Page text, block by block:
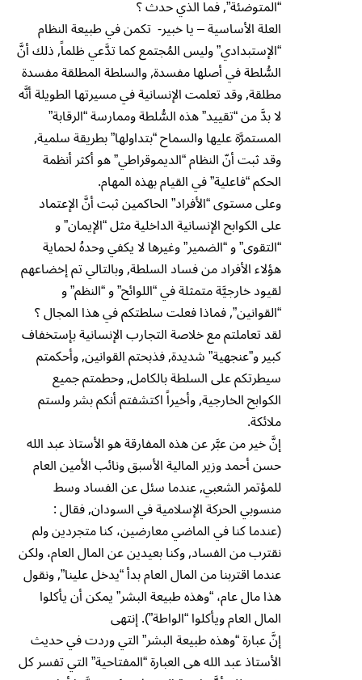
“المتوضئة”, فما الذي حدث ؟
العلة الأساسية – يا خبير- تكمن في طبيعة النظام
“الإستبدادي” وليس المُجتمع كما تدَّعي ظلماً, ذلك أنَّ
السُّلطة في أصلها مفسدة, والسلطة المطلقة مفسدة
مطلقة, وقد تعلمت الإنسانية في مسيرتها الطويلة أنَّه
لا بدَّ من “تقييد” هذه السُّلطة وممارسة “الرقابة”
المستمرَّة عليها والسماح “بتداولها” بطريقة سلمية,
وقد ثبت أنّ النظام “الديموقراطي” هو أكثر أنظمة
الحكم “فاعلية” في القيام بهذه المهام.
وعلى مستوى “الأفراد” الحاكمين ثبت أنَّ الإعتماد
على الكوابح الإنسانية الداخلية مثل “الإيمان” و
“التقوى” و “الضمير” وغيرها لا يكفي وحدهُ لحماية
هؤلاء الأفراد من فساد السلطة, وبالتالي تم إخضاعهم
لقيود خارجيَّة متمثلة في “اللوائح” و “النظم” و
“القوانين”, فماذا فعلت سلطتكم في هذا المجال ؟
لقد تعاملتم مع خلاصة التجارب الإنسانية بإستخفاف
كبير و”عنجهية” شديدة, فذبحتم القوانين, وأحكمتم
سيطرتكم على السلطة بالكامل, وحطمتم جميع
الكوابح الخارجية, وأخيراً اكتشفتم أنكم بشر ولستم
ملائكة.
إنَّ خير من عبَّر عن هذه المفارقة هو الأستاذ عبد الله
حسن أحمد وزير المالية الأسبق ونائب الأمين العام
للمؤتمر الشعبي, عندما سئل عن الفساد وسط
منسوبي الحركة الإسلامية في السودان, فقال :
(عندما كنا في الماضي معارضين، كنا متجردين ولم
نقترب من الفساد, وكنا بعيدين عن المال العام، ولكن
عندما اقتربنا من المال العام بدأ “يدخل علينا”, ونقول
هذا مال عام، “وهذه طبيعة البشر” يمكن أن يأكلوا
المال العام ويأكلوا “الواطة”). إنتهى
إنَّ عبارة “وهذه طبيعة البشر” التي وردت في حديث
الأستاذ عبد الله هى العبارة “المفتاحية” التي تفسر كل